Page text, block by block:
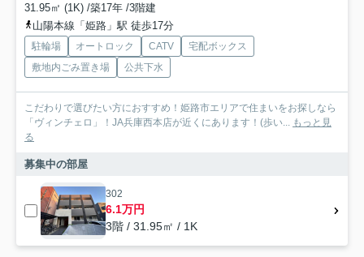
31.95㎡ (1K) /築17年 /3階建
山陽本線「姫路」駅 徒歩17分
駐輪場 オートロック CATV
宅配ボックス
敷地内ごみ置き場
公共下水
こだわりで選びたい方におすすめ！姫路市エリアで住まいをお探しなら
「ヴィンチェロ」！JA兵庫西本店が近くにあります！(歩い... もっと見
る
募集中の部屋
302
6.1万円
3階 / 31.95㎡ / 1K